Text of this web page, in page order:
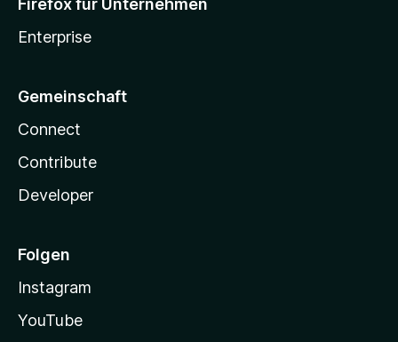
Firefox für Unternehmen
Enterprise
Gemeinschaft
Connect
Contribute
Developer
Folgen
Instagram
YouTube